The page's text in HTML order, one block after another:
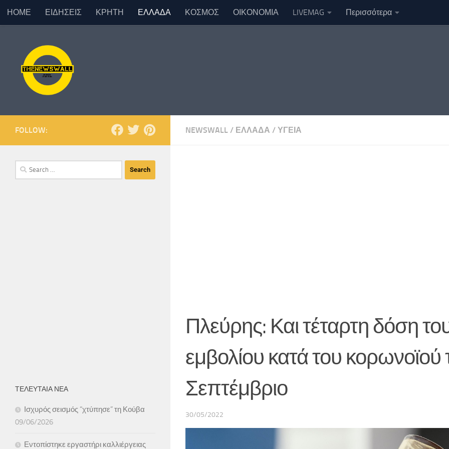
Skip to content
ΗΟΜΕ ΕΙΔΗΣΕΙΣ ΚΡΗΤΗ ΕΛΛΑΔΑ ΚΟΣΜΟΣ ΟΙΚΟΝΟΜΙΑ LIVEMAG Περισσότερα
NEWSWALL / ΕΛΛΑΔΑ / ΥΓΕΙΑ
Πλεύρης: Και τέταρτη δόση
εμβολίου κατά του κορωνοϊού
Σεπτέμβριο
30/05/2022
FOLLOW:
ΤΕΛΕΥΤΑΙΑ ΝΕΑ
Ισχυρός σεισμός “χτύπησε” τη Κούβα
09/06/2026
Εντοπίστηκε εργαστήρι καλλιέργειας